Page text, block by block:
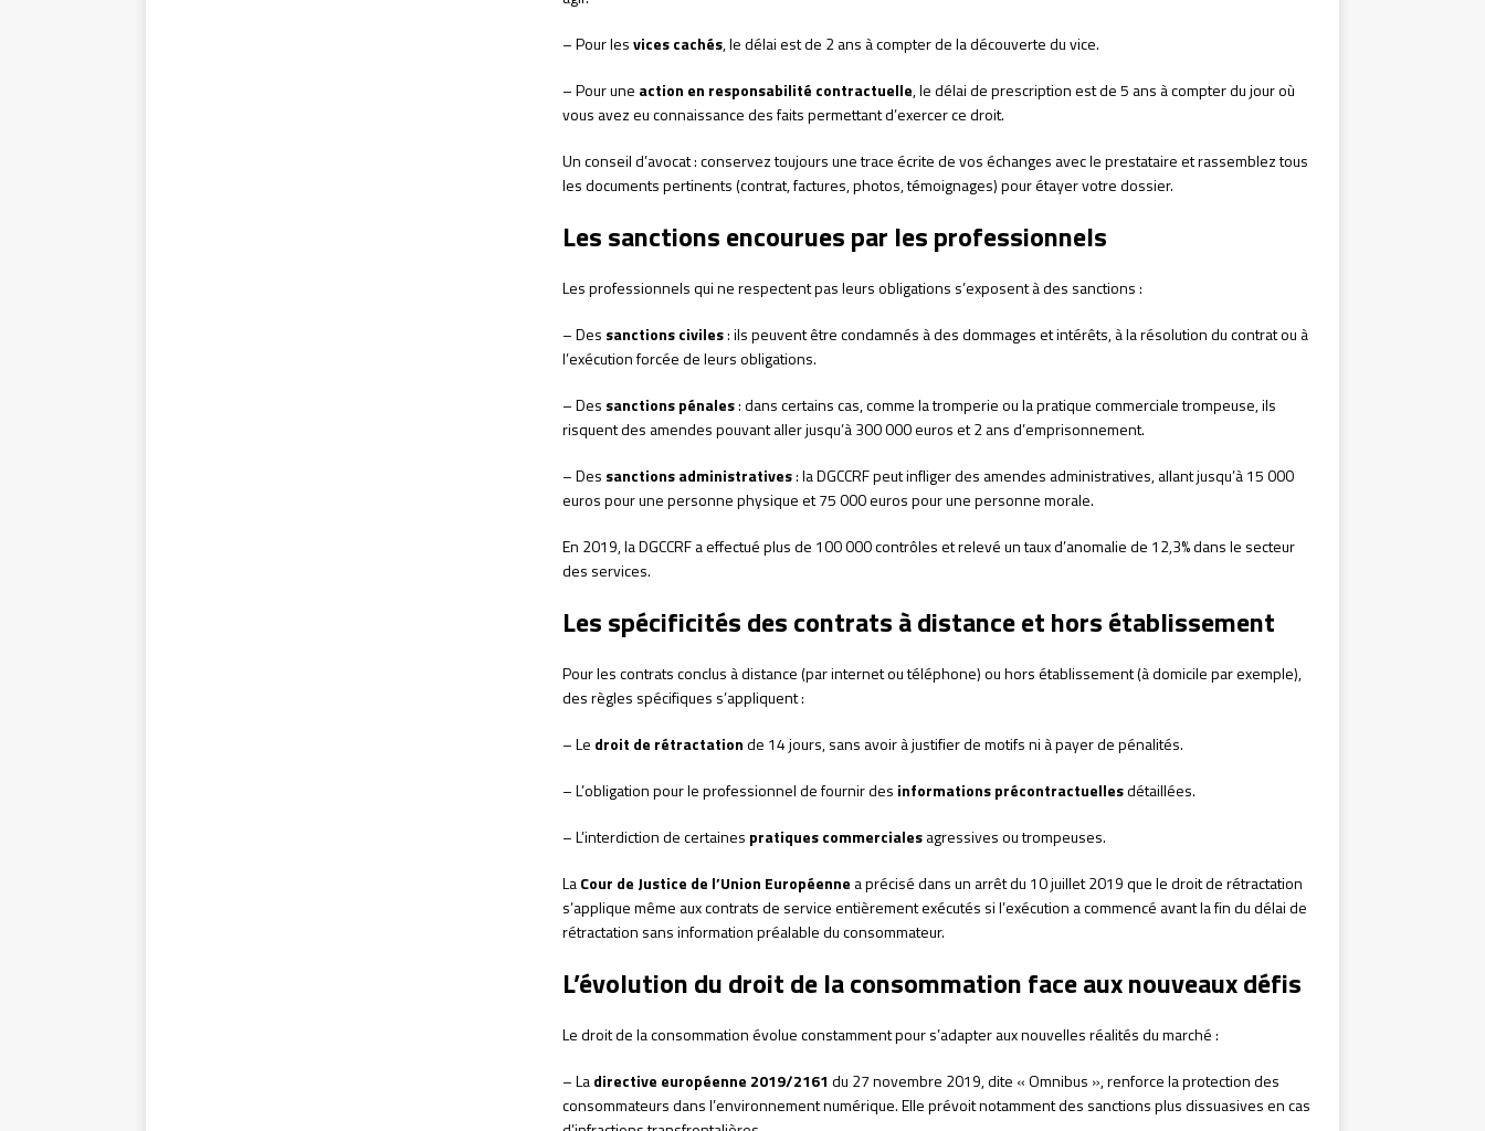
– Pour lesvices cachés, le délai est de 2 ans à compter de la découverte du vice.
– Pour une action en responsabilité contractuelle, le délai de prescription est de 5 ans à compter du jour où
vous avez eu connaissance des faits permettant d’exercer ce droit.
Un conseil d’avocat : conservez toujours une trace écrite de vos échanges avec le prestataire et rassemblez tous
les documents pertinents (contrat, factures, photos, témoignages) pour étayer votre dossier.
Les sanctions encourues par les professionnels
Les professionnels qui ne respectent pas leurs obligations s’exposent à des sanctions :
– Des sanctions civiles: ils peuvent être condamnés à des dommages et intérêts, à la résolution du contrat ou à
l’exécution forcée de leurs obligations.
– Des sanctions pénales: dans certains cas, comme la tromperie ou la pratique commerciale trompeuse, ils
risquent des amendes pouvant aller jusqu’à 300 000 euros et 2 ans d’emprisonnement.
– Des sanctions administratives: la DGCCRF peut infliger des amendes administratives, allant jusqu’à 15 000
euros pour une personne physique et 75 000 euros pour une personne morale.
En 2019, la DGCCRF a effectué plus de 100 000 contrôles et relevé un taux d’anomalie de 12,3% dans le secteur
des services.
Les spécificités des contrats à distance et hors établissement
Pour les contrats conclus à distance (par internet ou téléphone) ou hors établissement (à domicile par exemple),
des règles spécifiques s’appliquent :
– Le droit de rétractationde 14 jours, sans avoir à justifier de motifs ni à payer de pénalités.
– L’obligation pour le professionnel de fournir des informations précontractuellesdétaillées.
– L’interdiction de certaines pratiques commercialesagressives ou trompeuses.
LaCour de Justice de l’Union Européenne a précisé dans un arrêt du 10 juillet 2019 que le droit de rétractation
s’applique même aux contrats de service entièrement exécutés si l’exécution a commencé avant la fin du délai de
rétractation sans information préalable du consommateur.
L’évolution du droit de la consommation face aux nouveaux défis
Le droit de la consommation évolue constamment pour s’adapter aux nouvelles réalités du marché :
– Ladirective européenne 2019/2161 du 27 novembre 2019, dite « Omnibus », renforce la protection des
consommateurs dans l’environnement numérique. Elle prévoit notamment des sanctions plus dissuasives en cas